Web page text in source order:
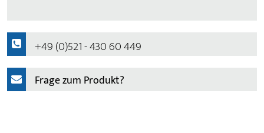
+49 (0)521 - 430 60 449
Frage zum Produkt?